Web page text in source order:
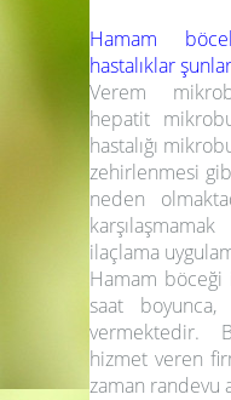
Hamam
hastalıklar
Verem
hepatit
hastalığı
zehirlenmesi
neden
ilaçlama
Hamam böceği
saat
vermektedir.
hizmet veren
zaman randevu